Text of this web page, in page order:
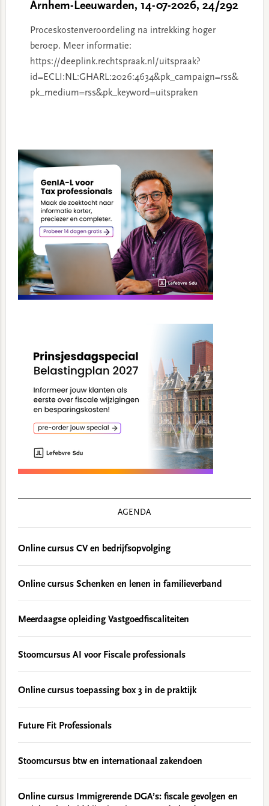
Arnhem-Leeuwarden, 14-07-2026, 24/292
Proceskostenveroordeling na intrekking hoger
beroep. Meer informatie:
https://deeplink.rechtspraak.nl/uitspraak?
id=ECLI:NL:GHARL:2026:4634&pk_campaign=rss&
pk_medium=rss&pk_keyword=uitspraken
Sidebar
AGENDA
Online cursus CV en bedrijfsopvolging
Online cursus Schenken en lenen in familieverband
Meerdaagse opleiding Vastgoedfiscaliteiten
Stoomcursus AI voor Fiscale professionals
Online cursus toepassing box 3 in de praktijk
Future Fit Professionals
Stoomcursus btw en internationaal zakendoen
Online cursus Immigrerende DGA’s: fiscale gevolgen en